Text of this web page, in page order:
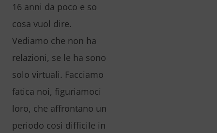
16 anni da poco e so
cosa vuol dire.
Vediamo che non ha
relazioni, se le ha sono
solo virtuali. Facciamo
fatica noi, figuriamoci
loro, che affrontano un
periodo così difficile in